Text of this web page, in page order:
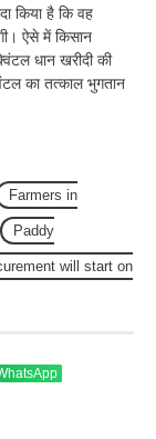
किया है कि वह
ऐसे में किसान
धान खरीदी की
का तत्काल भुगतान
Farmers in
Paddy
will start on